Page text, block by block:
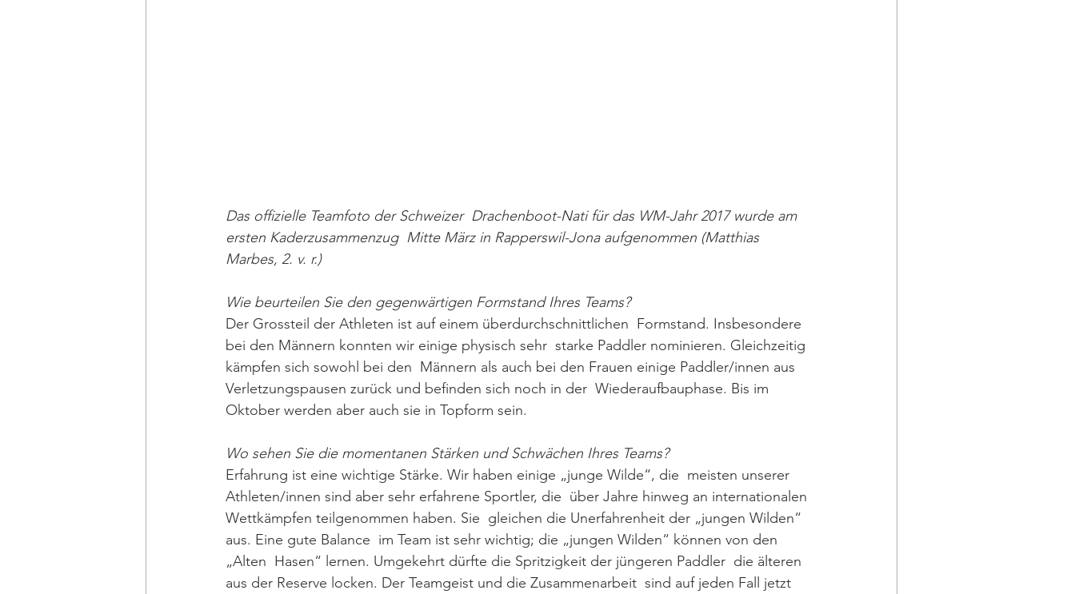
Das offizielle Teamfoto der Schweizer  Drachenboot-Nati für das WM-Jahr 2017 wurde am
ersten Kaderzusammenzug  Mitte März in Rapperswil-Jona aufgenommen (Matthias
Marbes, 2. v. r.)
Wie beurteilen Sie den gegenwärtigen Formstand Ihres Teams?
Der Grossteil der Athleten ist auf einem überdurchschnittlichen  Formstand. Insbesondere
bei den Männern konnten wir einige physisch sehr  starke Paddler nominieren. Gleichzeitig
kämpfen sich sowohl bei den  Männern als auch bei den Frauen einige Paddler/innen aus
Verletzungspausen zurück und befinden sich noch in der  Wiederaufbauphase. Bis im
Oktober werden aber auch sie in Topform sein.
Wo sehen Sie die momentanen Stärken und Schwächen Ihres Teams?
Erfahrung ist eine wichtige Stärke. Wir haben einige „junge Wilde“, die  meisten unserer
Athleten/innen sind aber sehr erfahrene Sportler, die  über Jahre hinweg an internationalen
Wettkämpfen teilgenommen haben. Sie  gleichen die Unerfahrenheit der „jungen Wilden“
aus. Eine gute Balance  im Team ist sehr wichtig; die „jungen Wilden“ können von den
„Alten  Hasen“ lernen. Umgekehrt dürfte die Spritzigkeit der jüngeren Paddler  die älteren
aus der Reserve locken. Der Teamgeist und die Zusammenarbeit  sind auf jeden Fall jetzt